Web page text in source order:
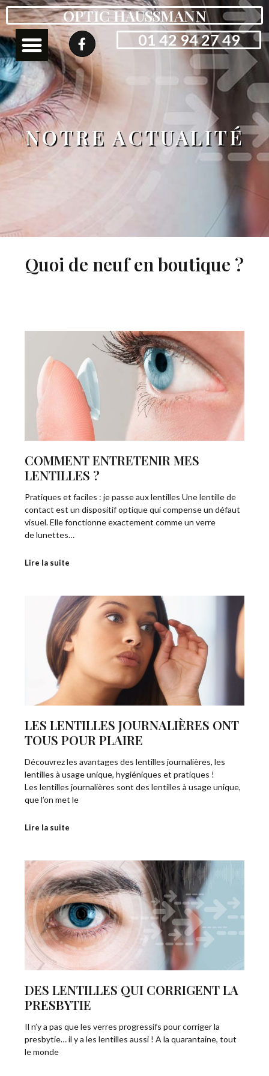
OPTIC HAUSSMANN
01 42 94 27 49
NOTRE ACTUALITÉ
Quoi de neuf en boutique ?
COMMENT ENTRETENIR MES
LENTILLES ?
Pratiques et faciles : je passe aux lentilles Une lentille de
contact est un dispositif optique qui compense un défaut
visuel. Elle fonctionne exactement comme un verre
de lunettes…
Lire la suite
LES LENTILLES JOURNALIÈRES ONT
TOUS POUR PLAIRE
Découvrez les avantages des lentilles journalières, les
lentilles à usage unique, hygiéniques et pratiques !
Les lentilles journalières sont des lentilles à usage unique,
que l’on met le
Lire la suite
DES LENTILLES QUI CORRIGENT LA
PRESBYTIE
Il n’y a pas que les verres progressifs pour corriger la
presbytie… il y a les lentilles aussi ! A la quarantaine, tout
le monde